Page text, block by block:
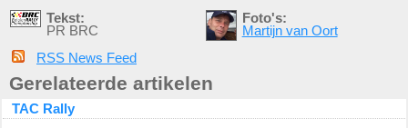
Tekst:
PR BRC
Foto's:
Martijn van Oort
RSS News Feed
Gerelateerde artikelen
TAC Rally